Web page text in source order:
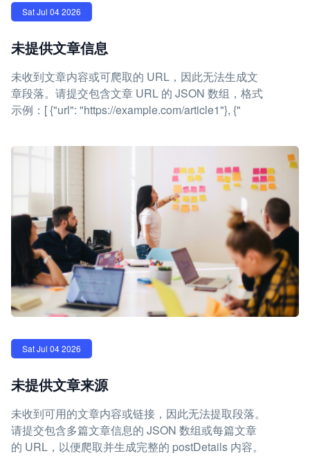
Sat Jul 04 2026
未提供文章信息
未收到文章内容或可爬取的 URL，因此无法生成文
章段落。请提交包含文章 URL 的 JSON 数组，格式
示例：[ {"url": "https://example.com/article1"}, {"
Sat Jul 04 2026
未提供文章来源
未收到可用的文章内容或链接，因此无法提取段落。
请提交包含多篇文章信息的 JSON 数组或每篇文章
的 URL，以便爬取并生成完整的 postDetails 内容。